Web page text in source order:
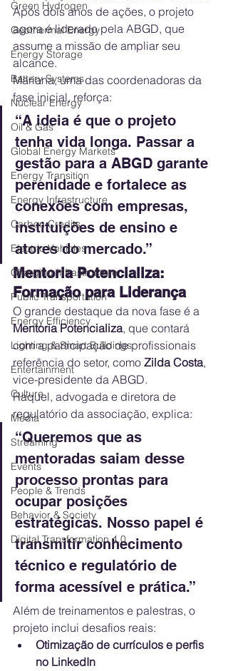
Green Hydrogen
Geothermal Energy
Energy Storage
Battery Systems
Nuclear Energy
Oil & Gas
Global Energy Markets
Energy Transition
Energy Infrastructure
Carbon Credits
Electric Vehicles
Charging Infrastructure
Public Transportation
Energy Efficiency
Lighting & Smart Buildings
Entertainment
Culture
Media
Streaming
Events
People & Trends
Behavior & Society
Digital Transformation 4.0
Após dois anos de ações, o projeto
agora é liderado pela ABGD, que
assume a missão de ampliar seu
alcance.
Mariana, uma das coordenadoras da
fase inicial, reforça:
“A ideia é que o projeto
tenha vida longa. Passar a
gestão para a ABGD garante
perenidade e fortalece as
conexões com empresas,
instituições de ensino e
atores do mercado.”
Mentoria Potencializa:
Formação para Liderança
O grande destaque da nova fase é a
Mentoria Potencializa, que contará
com a participação de profissionais
referência do setor, como Zilda Costa,
vice-presidente da ABGD.
Raquel, advogada e diretora de
regulatório da associação, explica:
“Queremos que as
mentoradas saiam desse
processo prontas para
ocupar posições
estratégicas. Nosso papel é
transmitir conhecimento
técnico e regulatório de
forma acessível e prática.”
Além de treinamentos e palestras, o
projeto inclui desafios reais:
Otimização de currículos e perfis
no LinkedIn